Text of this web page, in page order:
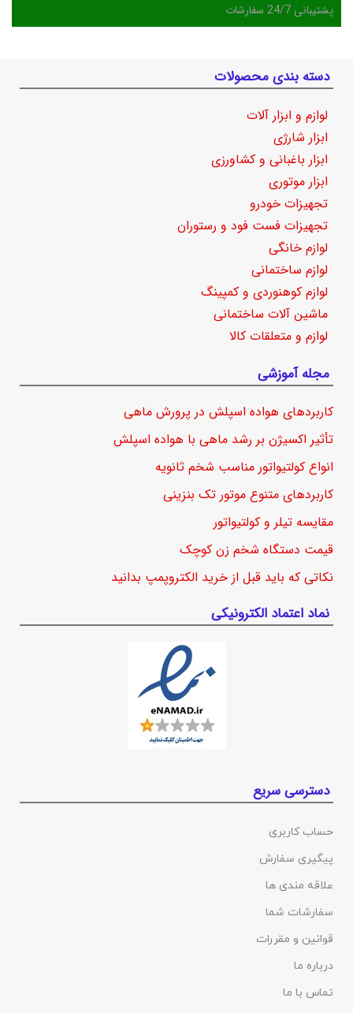
پشتیبانی 24/7 سفارشات
دسته بندی محصولات
لوازم و ابزار آلات
ابزار شارژی
ابزار باغبانی و کشاورزی
ابزار موتوری
تجهیزات خودرو
تجهیزات فست فود و رستوران
لوازم خانگی
لوازم ساختمانی
لوازم کوهنوردی و کمپینگ
ماشین آلات ساختمانی
لوازم و متعلقات کالا
مجله آموزشی
کاربردهای هواده اسپلش در پرورش ماهی
تأثیر اکسیژن بر رشد ماهی با هواده اسپلش
انواع کولتیواتور مناسب شخم ثانویه
کاربردهای متنوع موتور تک بنزینی
مقایسه تیلر و کولتیواتور
قیمت دستگاه شخم زن کوچک
نکاتی که باید قبل از خرید الکتروپمپ بدانید
نماد اعتماد الکترونیکی
دسترسی سریع
حساب کاربری
پیگیری سفارش
علاقه مندی ها
سفارشات شما
قوانین و مقررات
درباره ما
تماس با ما